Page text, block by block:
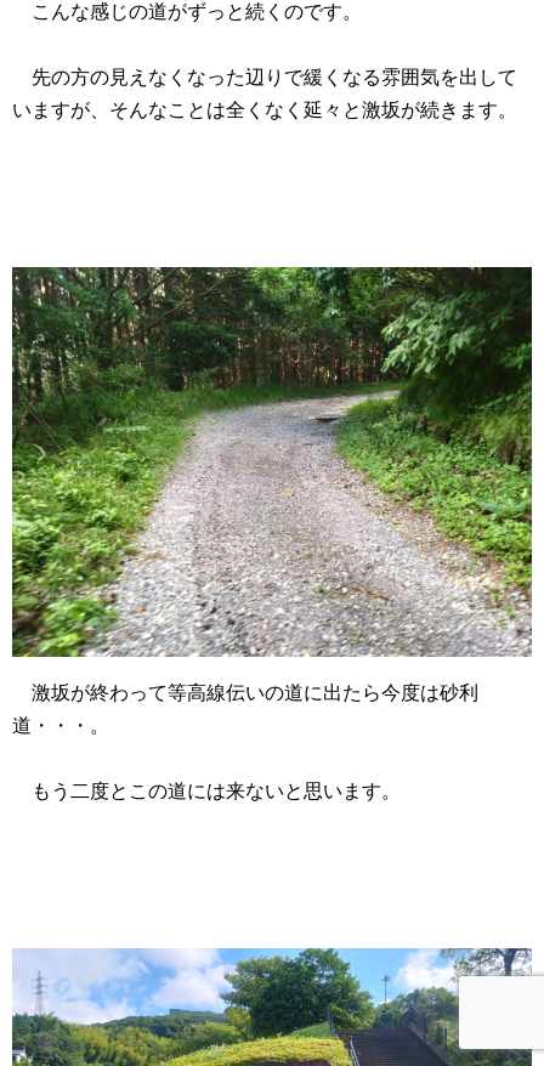
こんな感じの道がずっと続くのです。
先の方の見えなくなった辺りで緩くなる雰囲気を出して
いますが、そんなことは全くなく延々と激坂が続きます。
激坂が終わって等高線伝いの道に出たら今度は砂利
道・・・。
もう二度とこの道には来ないと思います。